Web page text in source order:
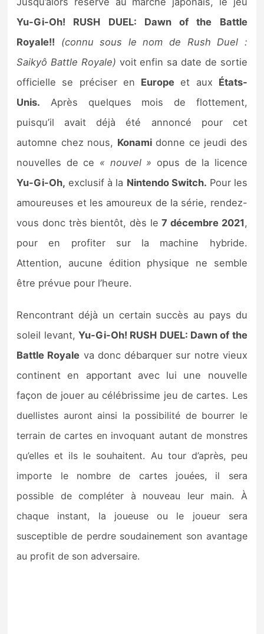
Tests d’accessoires
Autres tests
Previews
Précommandes
Précommandes jeux Switch 2
Sorties de jeux
Bons plans
Yu-Gi-Oh! RUSH DUEL: Dawn of the Battle
Royale!!
(connu sous le nom de Rush Duel :
Saikyô Battle Royale) voit enfin sa date de sortie
officielle se préciser en Europe et aux États-
Unis. Après quelques mois de flottement,
puisqu’il avait déjà été annoncé pour cet
automne chez nous, Konamidonne ce jeudi des
nouvelles de ce « nouvel » opus de la licence
Yu-Gi-Oh, exclusif à la Nintendo Switch. Pour les
amoureuses et les amoureux de la série, rendez-
vous donc très bientôt, dès le7 décembre 2021,
pour en profiter sur la machine hybride.
Attention, aucune édition physique ne semble
être prévue pour l’heure.
Rencontrant déjà un certain succès au pays du
soleil levant, Yu-Gi-Oh! RUSH DUEL: Dawn of the
Battle Royale va donc débarquer sur notre vieux
continent en apportant avec lui une nouvelle
façon de jouer au célébrissime jeu de cartes. Les
duellistes auront ainsi la possibilité de bourrer le
terrain de cartes en invoquant autant de monstres
qu’elles et ils le souhaitent. Au tour d’après, peu
importe le nombre de cartes jouées, il sera
possible de compléter à nouveau leur main. À
chaque instant, la joueuse ou le joueur sera
susceptible de perdre soudainement son avantage
au profit de son adversaire.